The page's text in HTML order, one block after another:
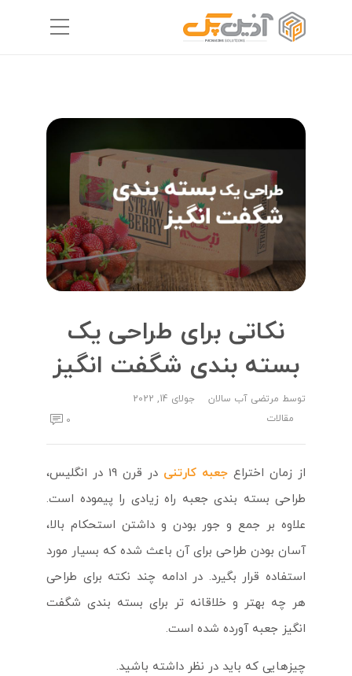
نکاتی برای طراحی یک
بسته بندی شگفت انگیز
توسط مرتضی آب سالان
جولای 14, 2022
مقالات
0
از زمان اختراع جعبه کارتنی
در قرن 19 در انگلیس،
طراحی بسته بندی جعبه راه زیادی را پیموده است.
علاوه بر جمع و جور بودن و داشتن استحکام بالا،
آسان بودن طراحی برای آن باعث شده که بسیار مورد
استفاده قرار بگیرد. در ادامه چند نکته برای طراحی
هر چه بهتر و خلاقانه تر برای بسته بندی شگفت
انگیز جعبه آورده شده است.
چیزهایی که باید در نظر داشته باشید.